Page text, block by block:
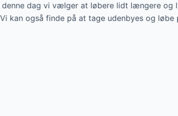
dag vi vælger at løbere lidt længere og
kan også finde på at tage udenbyes og løbe